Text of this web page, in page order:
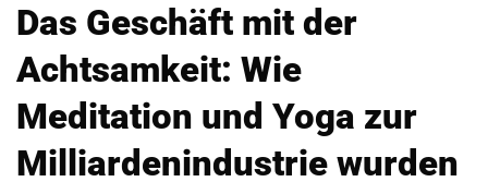
Das Geschäft mit der
Achtsamkeit: Wie
Meditation und Yoga zur
Milliardenindustrie wurden